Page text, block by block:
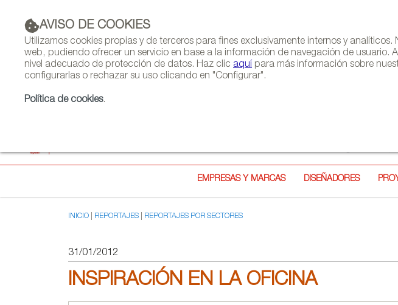
AVISO DE COOKIES
Utilizamos cookies propias y de terceros para fines exclusivamente internos y
web, pudiendo ofrecer un servicio en base a la información de navegación de usuario.
nivel adecuado de protección de datos. Haz clic aquí para más información sobre
configurarlas o rechazar su uso clicando en "Configurar".
Política de cookies.
PUBLICIDAD
EMPRESAS Y MARCAS DISEÑADORES
INICIO REPORTAJES REPORTAJES POR SECTORES
31/01/2012
INSPIRACIÓN EN LA OFICINA